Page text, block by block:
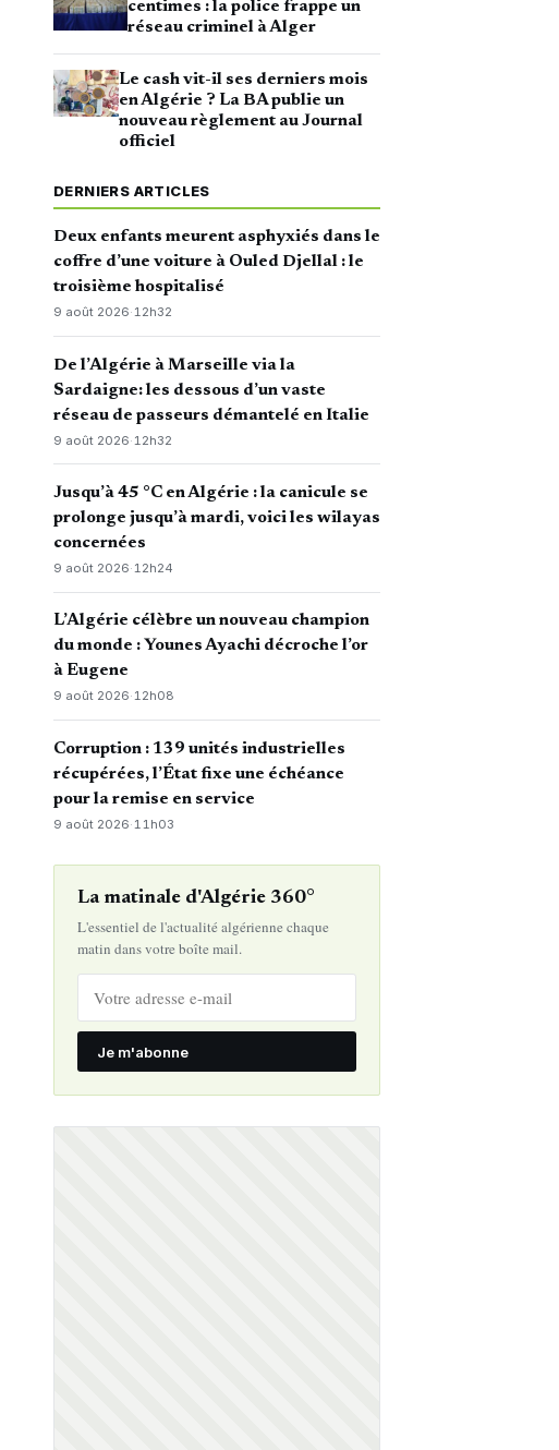
centimes : la police frappe un
réseau criminel à Alger
Le cash vit-il ses derniers mois
en Algérie ? La BA publie un
nouveau règlement au Journal
officiel
DERNIERS ARTICLES
Deux enfants meurent asphyxiés dans le
coffre d’une voiture à Ouled Djellal : le
troisième hospitalisé
9 août 2026·12h32
De l’Algérie à Marseille via la
Sardaigne: les dessous d’un vaste
réseau de passeurs démantelé en Italie
9 août 2026· 12h32
Jusqu’à 45 °C en Algérie : la canicule se
prolonge jusqu’à mardi, voici les wilayas
concernées
9 août 2026·12h24
L’Algérie célèbre un nouveau champion
du monde : Younes Ayachi décroche l’or
à Eugene
9 août 2026·12h08
Corruption : 139 unités industrielles
récupérées, l’État fixe une échéance
pour la remise en service
9 août 2026· 11h03
La matinale d'Algérie 360°
L'essentiel de l'actualité algérienne chaque
matin dans votre boîte mail.
Je m'abonne